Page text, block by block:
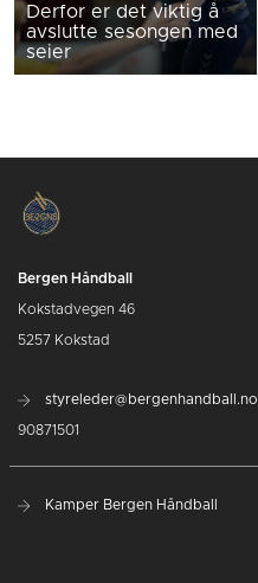
Derfor er det viktig å
avslutte sesongen med
seier
Bergen Håndball
Kokstadvegen 46
5257 Kokstad
styreleder@bergenhandball.no
90871501
Kamper Bergen Håndball